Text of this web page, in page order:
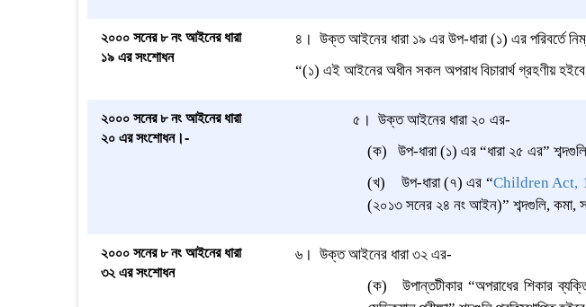
২০০০ সনের ৮ নং আইনের ধারা
১৯ এর সংশোধন
৪ । উক্ত আইনের ধারা ১৯ এর উপ-ধারা (১) এর পরিবর্তে
“(১) এই আইনের অধীন সকল অপরাধ বিচারার্থ গ্রহণীয়
২০০০ সনের ৮ নং আইনের ধারা
২০ এর সংশোধন।-
৫ । উক্ত আইনের ধারা ২০ এর-
(ক) উপ-ধারা (১) এর “ধারা ২৫ এর”
(খ) উপ-ধারা (৭) এর “Children Act,
(২০১৩ সনের ২৪ নং আইন)” শব্দগুলি, কমা,
২০০০ সনের ৮ নং আইনের ধারা
৩২ এর সংশোধন
৬। উক্ত আইনের ধারা ৩২ এর-
(ক) উপান্তটীকার “অপরাধের শিকার